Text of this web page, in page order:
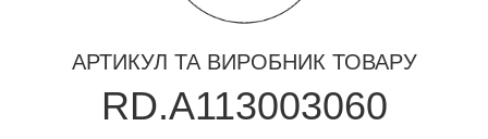
АРТИКУЛ ТА ВИРОБНИК ТОВАРУ
RD.A113003060